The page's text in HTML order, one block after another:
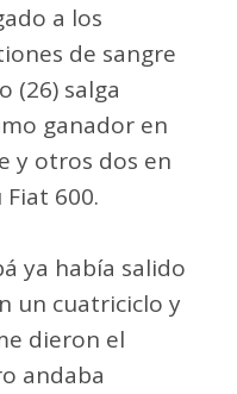
a los
de sangre
(26) salga
ganador en
y otros dos en
600.
ya había salido
un cuatriciclo y
dieron el
andaba